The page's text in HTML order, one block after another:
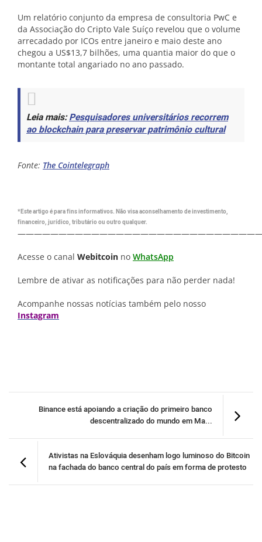
Um relatório conjunto da empresa de consultoria PwC e
da Associação do Cripto Vale Suíço revelou que o volume
arrecadado por ICOs entre janeiro e maio deste ano
chegou a US$13,7 bilhões, uma quantia maior do que o
montante total angariado no ano passado.
Leia mais:Pesquisadores universitários recorrem
ao blockchain para preservar patrimônio cultural
Fonte: The Cointelegraph
*Este artigo é para fins informativos. Não visa aconselhamento de investimento,
financeiro, jurídico, tributário ou outro qualquer.
Acesse o canal Webitcoin no WhatsApp
Lembre de ativar as notificações para não perder nada!
Acompanhe nossas notícias também pelo nosso
Instagram
Binance está apoiando a criação do primeiro banco
descentralizado do mundo em Ma...
Ativistas na Eslováquia desenham logo luminoso do Bitcoin
na fachada do banco central do país em forma de protesto